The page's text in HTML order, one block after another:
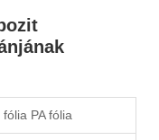
PA fólia